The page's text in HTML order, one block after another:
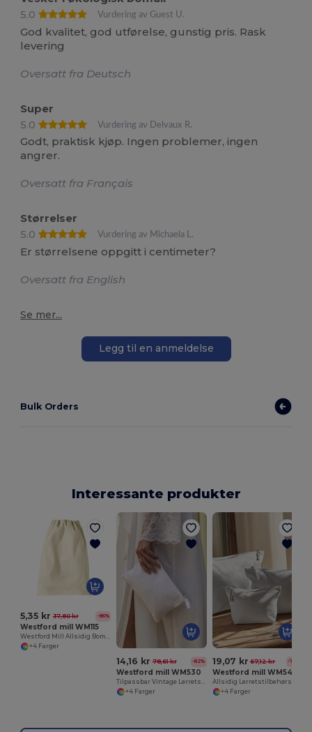
5.0
Vurdering av Guest U.
God kvalitet, god utførelse, gunstig pris. Rask
levering
Oversatt fra Deutsch
Super
5.0
Vurdering av Delvaux R.
Godt, praktisk kjøp. Ingen problemer, ingen
angrer.
Oversatt fra Français
Størrelser
5.0
Vurdering av Michaela L.
Er størrelsene oppgitt i centimeter?
Oversatt fra English
Se mer...
Legg til en anmeldelse
Bulk Orders
Interessante produkter
5,35 kr 37,80 kr -86%
Westford mill WM115
+4 Farger
14,16 kr 78,61 kr -82%
Westford mill WM530
+4 Farger
19,07 kr 67,12 kr -72%
Westford mill WM540
+4 Farger